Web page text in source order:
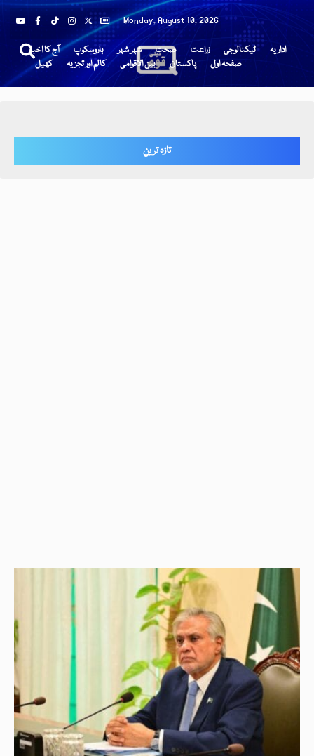
Monday, August 10, 2026
آج کا اخبار ہاروسکوپ شہر شہر صحت زراعت ٹیکنالوجی
اداریہ
کھیل
کالم اور تجزیہ بین الاقوامی پاکستان صفحہ اول
تازہ ترین